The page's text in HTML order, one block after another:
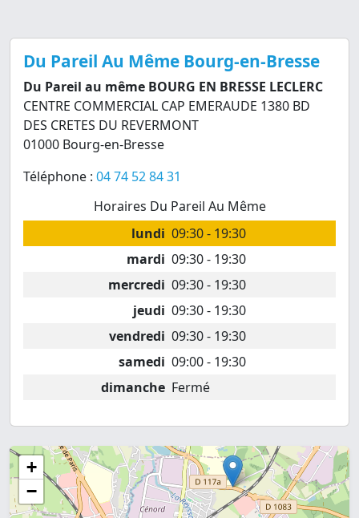
Du Pareil Au Même Bourg-en-Bresse
Du Pareil au même BOURG EN BRESSE LECLERC
CENTRE COMMERCIAL CAP EMERAUDE 1380 BD
DES CRETES DU REVERMONT
01000 Bourg-en-Bresse
Téléphone : 04 74 52 84 31
Horaires Du Pareil Au Même
lundi 09:30 - 19:30
mardi 09:30 - 19:30
mercredi 09:30 - 19:30
jeudi 09:30 - 19:30
vendredi 09:30 - 19:30
samedi 09:00 - 19:30
dimanche Fermé
+
−